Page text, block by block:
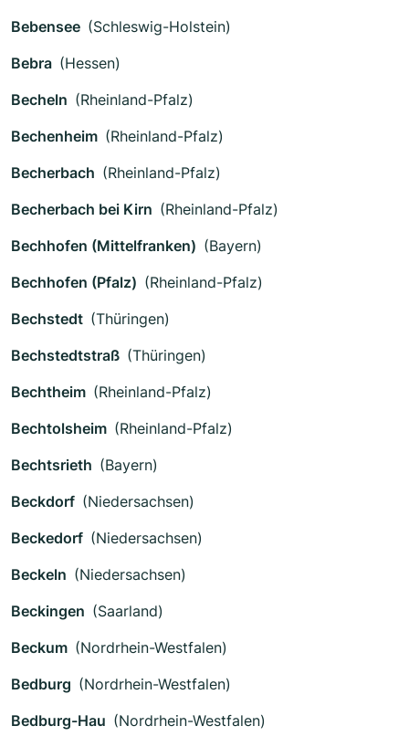
Bebensee (Schleswig-Holstein)
Bebra (Hessen)
Becheln (Rheinland-Pfalz)
Bechenheim (Rheinland-Pfalz)
Becherbach (Rheinland-Pfalz)
Becherbach bei Kirn (Rheinland-Pfalz)
Bechhofen (Mittelfranken) (Bayern)
Bechhofen (Pfalz) (Rheinland-Pfalz)
Bechstedt (Thüringen)
Bechstedtstraß (Thüringen)
Bechtheim (Rheinland-Pfalz)
Bechtolsheim (Rheinland-Pfalz)
Bechtsrieth (Bayern)
Beckdorf (Niedersachsen)
Beckedorf (Niedersachsen)
Beckeln (Niedersachsen)
Beckingen (Saarland)
Beckum (Nordrhein-Westfalen)
Bedburg (Nordrhein-Westfalen)
Bedburg-Hau (Nordrhein-Westfalen)